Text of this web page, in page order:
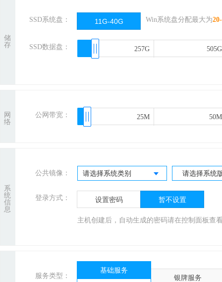
储
存
SSD系统盘： 11G-40G Win系统盘分配最大为
SSD数据盘： 257G 505G
257G 505G
网
络
公网带宽： 25M 50M
25M 50M
系
统
信
息
公共镜像： 请选择系统类别 请选择系统
登录方式： 设置密码 暂不设置
主机创建后，自动生成的密码请在控制面板查
服务类型：
基础服务
银牌服务